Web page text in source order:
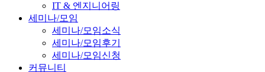
IT & 엔지니어링
세미나/모임
세미나/모임소식
세미나/모임후기
세미나/모임신청
커뮤니티